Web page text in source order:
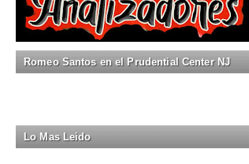
Romeo Santos en el Prudential Center NJ
Lo Mas Leido